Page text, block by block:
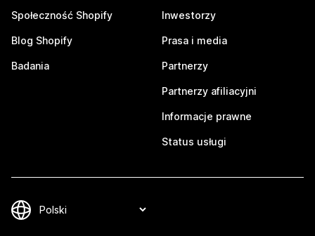
Społeczność Shopify
Blog Shopify
Badania
Inwestorzy
Prasa i media
Partnerzy
Partnerzy afiliacyjni
Informacje prawne
Status usługi